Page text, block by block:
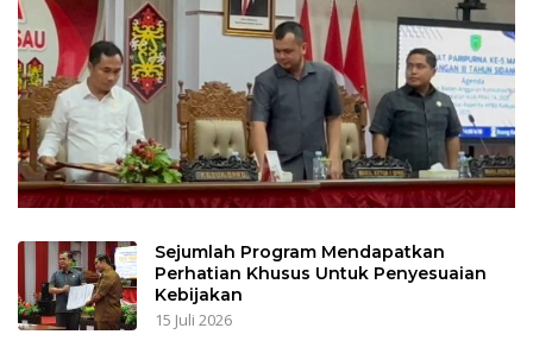
Sejumlah Program Mendapatkan
Perhatian Khusus Untuk Penyesuaian
Kebijakan
15 Juli 2026